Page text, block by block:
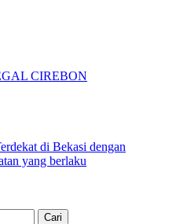
CIREBON
di Bekasi dengan
yang berlaku